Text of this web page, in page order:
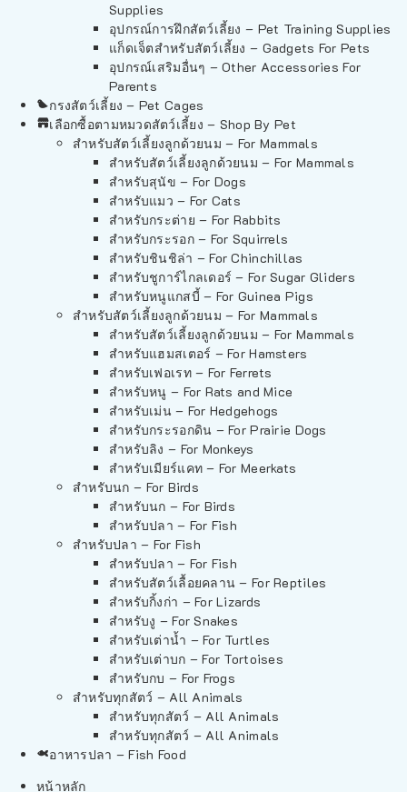
Supplies
อุปกรณ์การฝึกสัตว์เลี้ยง – Pet Training Supplies
แก็ดเจ็ตสำหรับสัตว์เลี้ยง – Gadgets For Pets
อุปกรณ์เสริมอื่นๆ – Other Accessories For
Parents
กรงสัตว์เลี้ยง – Pet Cages
เลือกซื้อตามหมวดสัตว์เลี้ยง – Shop By Pet
สำหรับสัตว์เลี้ยงลูกด้วยนม – For Mammals
สำหรับสัตว์เลี้ยงลูกด้วยนม – For Mammals
สำหรับสุนัข – For Dogs
สำหรับแมว – For Cats
สำหรับกระต่าย – For Rabbits
สำหรับกระรอก – For Squirrels
สำหรับชินชิล่า – For Chinchillas
สำหรับชูการ์ไกลเดอร์ – For Sugar Gliders
สำหรับหนูแกสบี้ – For Guinea Pigs
สำหรับสัตว์เลี้ยงลูกด้วยนม – For Mammals
สำหรับสัตว์เลี้ยงลูกด้วยนม – For Mammals
สำหรับแฮมสเตอร์ – For Hamsters
สำหรับเฟอเรท – For Ferrets
สำหรับหนู – For Rats and Mice
สำหรับเม่น – For Hedgehogs
สำหรับกระรอกดิน – For Prairie Dogs
สำหรับลิง – For Monkeys
สำหรับเมียร์แคท – For Meerkats
สำหรับนก – For Birds
สำหรับนก – For Birds
สำหรับปลา – For Fish
สำหรับปลา – For Fish
สำหรับปลา – For Fish
สำหรับสัตว์เลื้อยคลาน – For Reptiles
สำหรับกิ้งก่า – For Lizards
สำหรับงู – For Snakes
สำหรับเต่าน้ำ – For Turtles
สำหรับเต่าบก – For Tortoises
สำหรับกบ – For Frogs
สำหรับทุกสัตว์ – All Animals
สำหรับทุกสัตว์ – All Animals
สำหรับทุกสัตว์ – All Animals
อาหารปลา – Fish Food
หน้าหลัก